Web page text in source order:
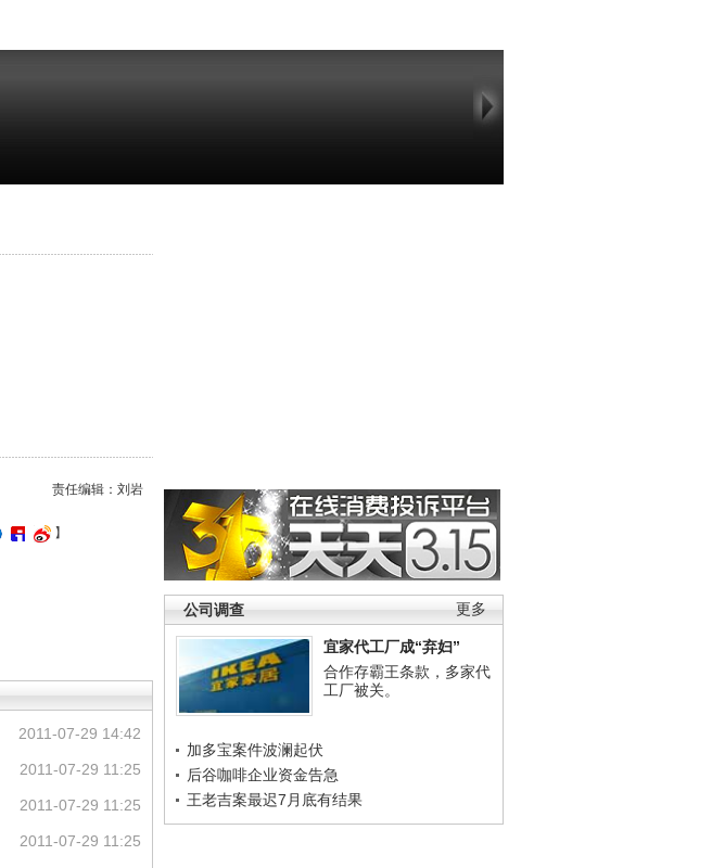
更多
公司调查
宜家代工厂成“弃妇”
合作存霸王条款，多家代
工厂被关。
加多宝案件波澜起伏
后谷咖啡企业资金告急
王老吉案最迟7月底有结果
责任编辑：刘岩
】
2011-07-29 14:42
2011-07-29 11:25
2011-07-29 11:25
2011-07-29 11:25